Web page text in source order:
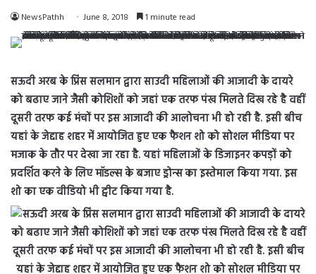
NewsPathh June 8, 2018 1 minute read
सऊदी अरब के प्रिंस सलमान द्वारा साउदी महिलाओं की आजादी के दायरे
को बढाए जाने जैसी कोशिशों को जहां एक तरफ पंख मिलते दिख रहे है वहीं
दूसरी तरफ कई मंचों पर इस आजादी की आलोचना भी हो रही है. इसी बीच
यहां के जेद्दाह शहर में आयोजित हुए एक फैशन शो को सोशल मीडिया पर
मजाक के तौर पर देखा जा रहा है. यहां महिलाओं के डिजाइनर कपड़ों को
प्रदर्शित करने के लिए मॉडल्स के बजाए ड्रोन्स का इस्तेमाल किया गया. इस
शो का एक वीडियो भी ट्वीट किया गया है.